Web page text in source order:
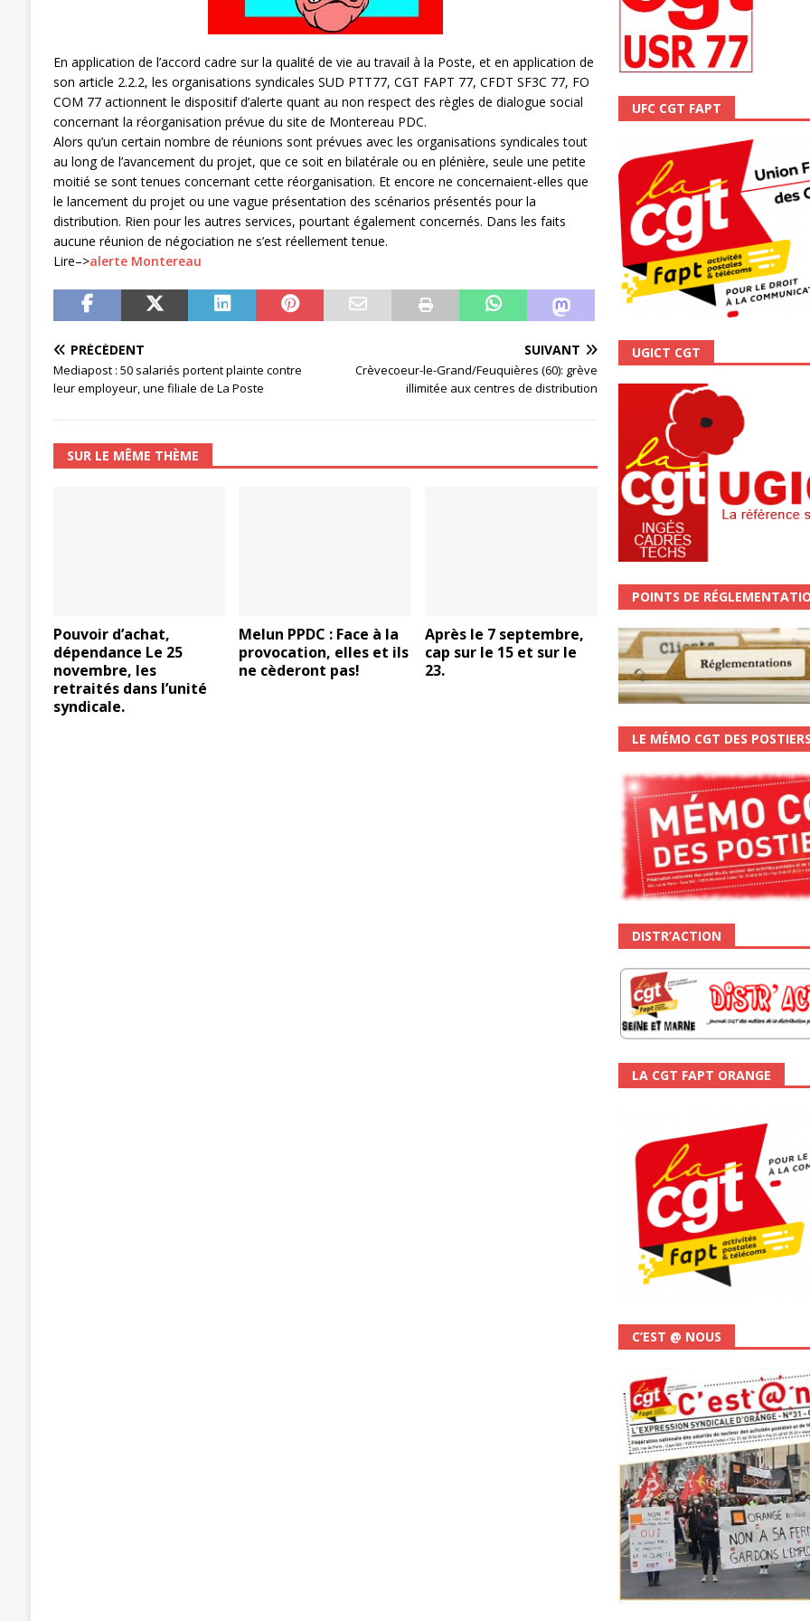
En application de l’accord cadre sur la qualité de vie au travail à la Poste, et en application de
son article 2.2.2, les organisations syndicales SUD PTT77, CGT FAPT 77, CFDT SF3C 77, FO
COM 77 actionnent le dispositif d’alerte quant au non respect des règles de dialogue social
concernant la réorganisation prévue du site de Montereau PDC.
Alors qu’un certain nombre de réunions sont prévues avec les organisations syndicales tout
au long de l’avancement du projet, que ce soit en bilatérale ou en plénière, seule une petite
moitié se sont tenues concernant cette réorganisation. Et encore ne concernaient-elles que
le lancement du projet ou une vague présentation des scénarios présentés pour la
distribution. Rien pour les autres services, pourtant également concernés. Dans les faits
aucune réunion de négociation ne s’est réellement tenue.
Lire–>alerte Montereau
PRÉCÉDENT
Mediapost : 50 salariés portent plainte contre
leur employeur, une filiale de La Poste
SUIVANT
Crèvecoeur-le-Grand/Feuquières (60): grève
illimitée aux centres de distribution
SUR LE MÊME THÈME
Pouvoir d’achat,
dépendance Le 25
novembre, les
retraités dans l’unité
syndicale.
Melun PPDC : Face à la
provocation, elles et ils
ne cèderont pas!
Après le 7 septembre,
cap sur le 15 et sur le
23.
UFC CGT FAPT
UGICT CGT
POINTS DE
LE MÉMO CGT DES
DISTR’ACTION
LA CGT FAPT ORANGE
C’EST @ NOUS